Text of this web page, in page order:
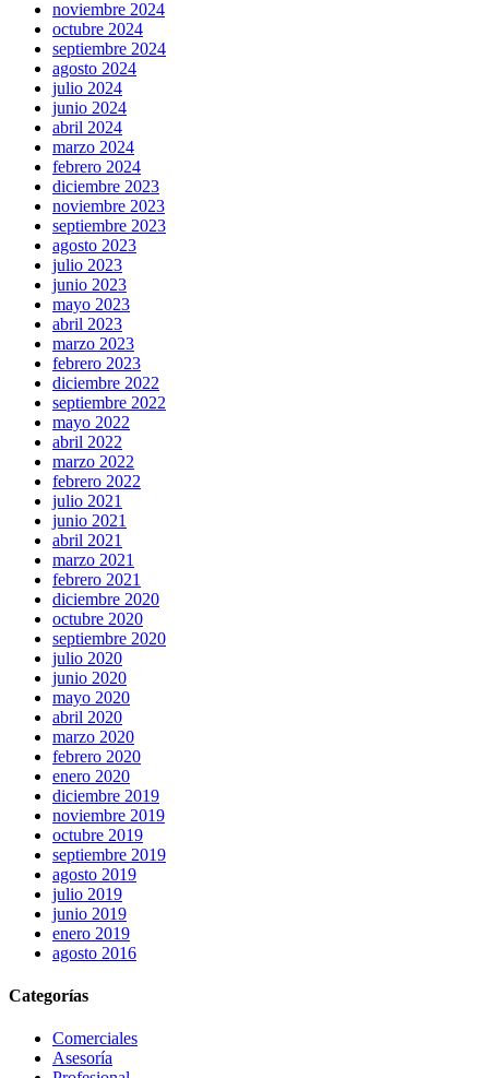
noviembre 2024
octubre 2024
septiembre 2024
agosto 2024
julio 2024
junio 2024
abril 2024
marzo 2024
febrero 2024
diciembre 2023
noviembre 2023
septiembre 2023
agosto 2023
julio 2023
junio 2023
mayo 2023
abril 2023
marzo 2023
febrero 2023
diciembre 2022
septiembre 2022
mayo 2022
abril 2022
marzo 2022
febrero 2022
julio 2021
junio 2021
abril 2021
marzo 2021
febrero 2021
diciembre 2020
octubre 2020
septiembre 2020
julio 2020
junio 2020
mayo 2020
abril 2020
marzo 2020
febrero 2020
enero 2020
diciembre 2019
noviembre 2019
octubre 2019
septiembre 2019
agosto 2019
julio 2019
junio 2019
enero 2019
agosto 2016
Categorías
Comerciales
Asesoría